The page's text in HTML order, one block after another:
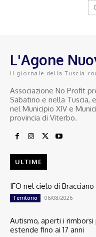
L'Agone
Il giornale della Tuscia
Associazione No Profit
Sabatino e nella Tuscia,
nel Municipio XIV e
provincia di Viterbo.
ULTIME
IFO nel cielo di Bracciano
Territorio 06/08/2026
Autismo, aperti i
estende fino ai 17 anni